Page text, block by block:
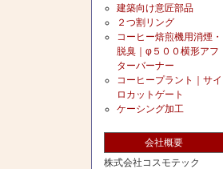
建築向け意匠部品
２つ割リング
コーヒー焙煎機用消煙・
脱臭｜φ５００横形アフ
ターバーナー
コーヒープラント｜サイ
ロカットゲート
ケーシング加工
会社概要
株式会社コスモテック